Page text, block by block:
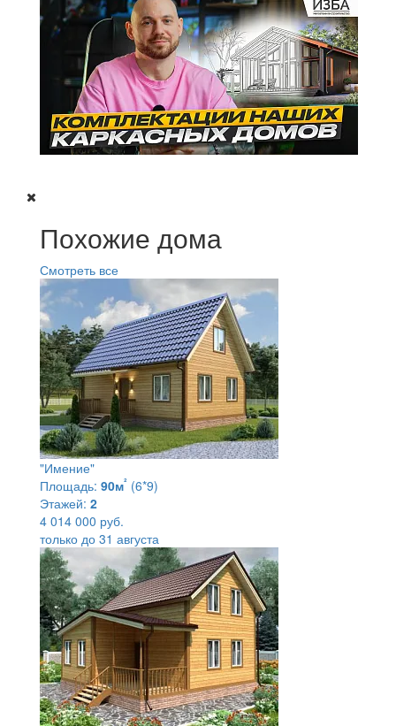
Похожие дома
Смотреть все
"Имение"
Площадь: 90м² (6*9)
Этажей: 2
4 014 000 руб.
только до 31 августа